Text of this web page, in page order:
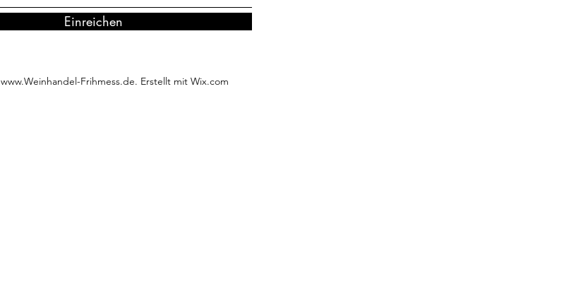
Einreichen
www.Weinhandel-Frihmess.de. Erstellt mit Wix.com